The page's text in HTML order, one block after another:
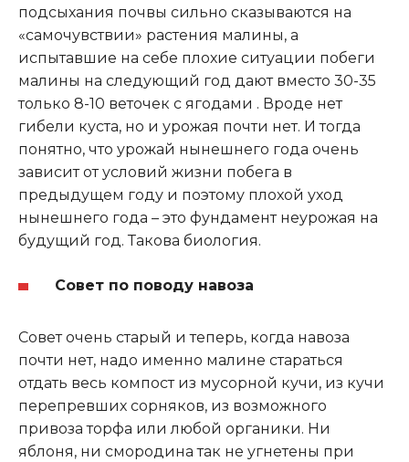
подсыхания почвы сильно сказываются на
«самочувствии» растения малины, а
испытавшие на себе плохие ситуации побеги
малины на следующий год дают вместо 30-35
только 8-10 веточек с ягодами . Вроде нет
гибели куста, но и урожая почти нет. И тогда
понятно, что урожай нынешнего года очень
зависит от условий жизни побега в
предыдущем году и поэтому плохой уход
нынешнего года – это фундамент неурожая на
будущий год. Такова биология.
Совет по поводу навоза
Совет очень старый и теперь, когда навоза
почти нет, надо именно малине стараться
отдать весь компост из мусорной кучи, из кучи
перепревших сорняков, из возможного
привоза торфа или любой органики. Ни
яблоня, ни смородина так не угнетены при